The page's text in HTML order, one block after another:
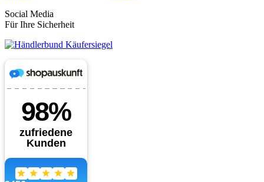
Social Media
Für Ihre Sicherheit